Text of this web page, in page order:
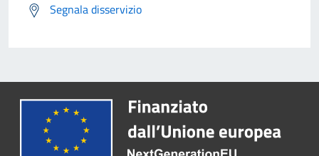
Segnala disservizio